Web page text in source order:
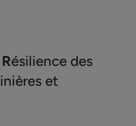
Résilience des
inières et